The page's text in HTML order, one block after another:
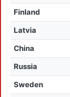
Finland
Latvia
China
Russia
Sweden